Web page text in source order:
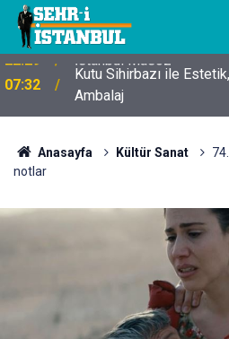
07:32
Kutu Sihirbazı ile
Ambalaj
Anasayfa Kültür Sanat
notlar